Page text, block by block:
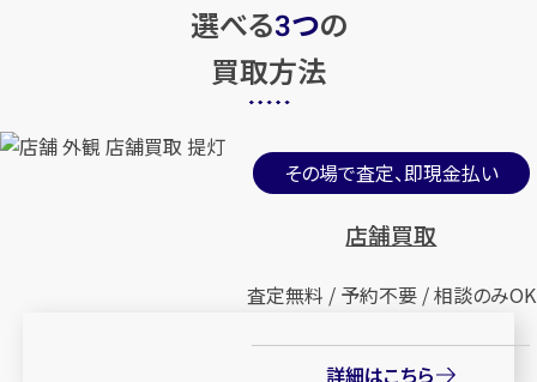
選べる3つの
買取方法
その場で査定、即現金払い
店舗買取
査定無料 / 予約不要 / 相談のみOK
詳細はこちら